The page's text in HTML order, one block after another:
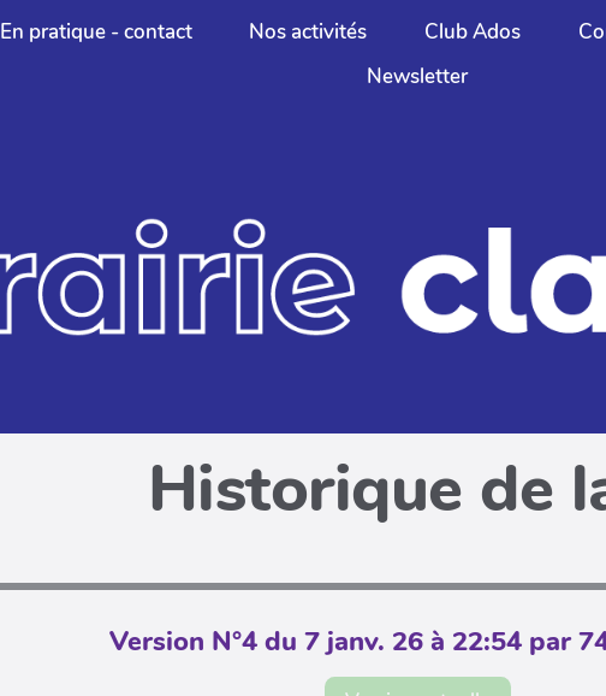
En pratique - contact Nos activités Club Ados
Newsletter
Historique de
Version N°4 du 7 janv. 26 à 22:54 par